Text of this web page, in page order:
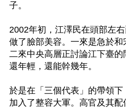
子。
2002年初，江澤民在頭部左
做了臉部美容。一來是急於和
二來中央高層正討論江下臺的
還年輕，還能幹幾年。
於是在「三個代表」的帶領
加入了整容大軍。高官及其